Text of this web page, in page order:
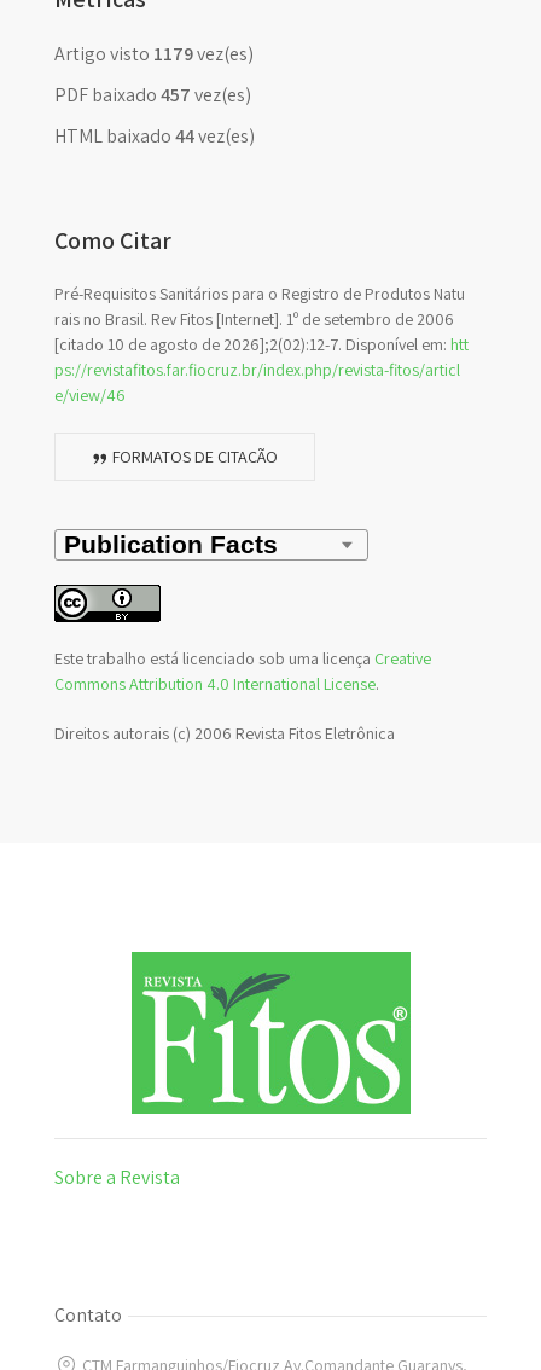
Artigo visto 1179vez(es)
PDF baixado457vez(es)
HTML baixado44vez(es)
Como Citar
Pré-Requisitos Sanitários para o Registro de Produtos Natu
rais no Brasil. Rev Fitos [Internet]. 1º de setembro de 2006
[citado 10 de agosto de 2026];2(02):12-7. Disponível em: htt
ps://revistafitos.far.fiocruz.br/index.php/revista-fitos/articl
e/view/46
FORMATOS DE CITAÇÃO
Este trabalho está licenciado sob uma licença Creative
Commons Attribution 4.0 International License.
Direitos autorais (c) 2006 Revista Fitos Eletrônica
Sobre a Revista
Contato
CTM Farmanguinhos/Fiocruz Av.Comandante Guaranys,